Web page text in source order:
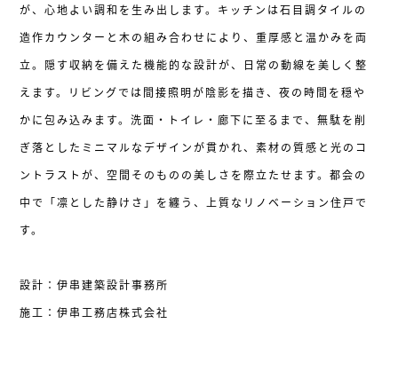
が、心地よい調和を生み出します。キッチンは石目調タイルの
造作カウンターと木の組み合わせにより、重厚感と温かみを両
立。隠す収納を備えた機能的な設計が、日常の動線を美しく整
えます。リビングでは間接照明が陰影を描き、夜の時間を穏や
かに包み込みます。洗面・トイレ・廊下に至るまで、無駄を削
ぎ落としたミニマルなデザインが貫かれ、素材の質感と光のコ
ントラストが、空間そのものの美しさを際立たせます。都会の
中で「凛とした静けさ」を纏う、上質なリノベーション住戸で
す。
設計：伊串建築設計事務所
施工：伊串工務店株式会社